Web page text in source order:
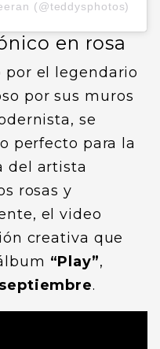
(@teddysphotos)
en rosa
por el legendario
por sus muros
se
perfecto para la
del artista
rosas y
el video
creativa que
“Play”,
.